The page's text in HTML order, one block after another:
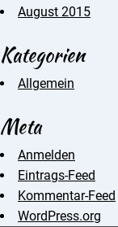
August 2015
Kategorien
Allgemein
Meta
Anmelden
Eintrags-Feed
Kommentar-Feed
WordPress.org